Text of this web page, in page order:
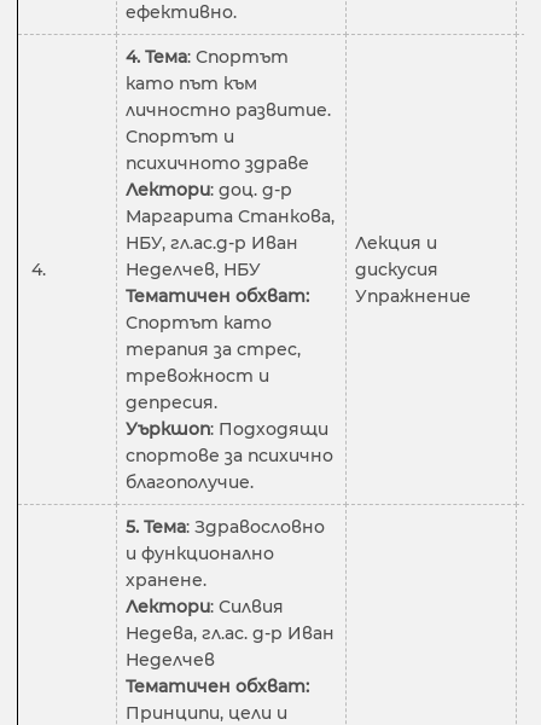
ефективно.
4.
4. Тема: Спортът
като път към
личностно развитие.
Спортът и
психичното здраве
Лектори: доц. д-р
Маргарита Станкова,
НБУ, гл.ас.д-р Иван
Неделчев, НБУ
Тематичен обхват:
Спортът като
терапия за стрес,
тревожност и
депресия.
Уъркшоп: Подходящи
спортове за психично
благополучие.
Лекция и
дискусия
Упражнение
5. Тема: Здравословно
и функционално
хранене.
Лектори: Силвия
Недева, гл.ас. д-р Иван
Неделчев
Тематичен обхват:
Принципи, цели и